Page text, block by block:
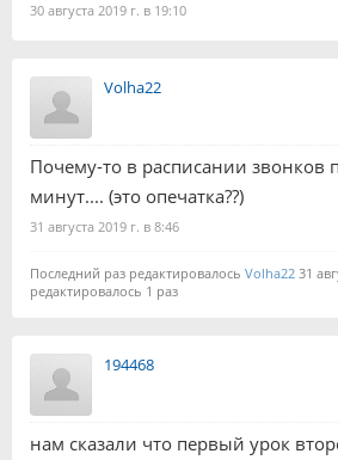
30 августа 2019 г. в 19:10
Volha22
Почему-то в расписании звонков
минут.... (это опечатка??)
31 августа 2019 г. в 8:46
Последний раз редактировалось Volha22 31
редактировалось 1 раз
194468
нам сказали что первый урок